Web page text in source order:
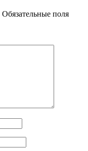
Обязательные поля